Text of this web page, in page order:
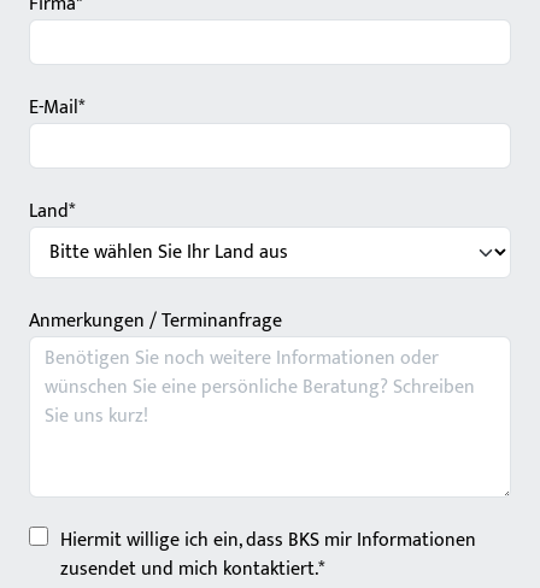
E-Mail*
Land*
Anmerkungen / Terminanfrage
Hiermit willige ich ein, dass BKS mir Informationen
zusendet und mich kontaktiert.*